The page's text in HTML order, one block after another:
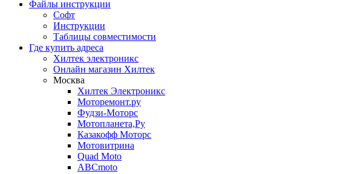
Файлы инструкции
Софт
Инструкции
Таблицы совместимости
Где купить адреса
Хилтек электроникс
Онлайн магазин Хилтек
Москва
Хилтек Электроникс
Моторемонт.ру
Фудзи-Моторс
Мотопланета,Ру
Казакофф Моторс
Мотовитрина
Quad Moto
ABCmoto